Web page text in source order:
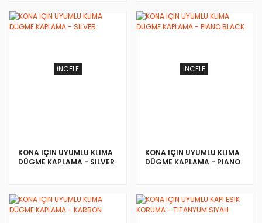
İNCELE
KONA IÇIN UYUMLU KLIMA
DÜGME KAPLAMA - SILVER
İNCELE
KONA IÇIN UYUMLU KLIMA
DÜGME KAPLAMA - PIANO